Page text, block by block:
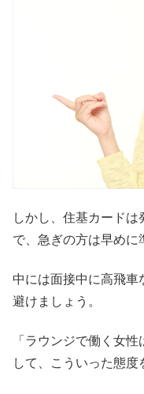
しかし、住基カード
で、急ぎの方は早めに
中には面接中に高飛車
避けましょう。
「ラウンジで働く女
して、こういった態度